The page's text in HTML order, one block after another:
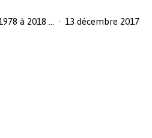
à 2018 …
13 décembre 2017